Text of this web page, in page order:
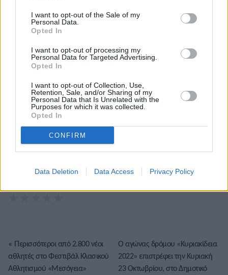
I want to opt-out of the Sale of my
Personal Data.
Opted In
I want to opt-out of processing my
Personal Data for Targeted Advertising.
Opted In
I want to opt-out of Collection, Use,
Retention, Sale, and/or Sharing of my
Personal Data that Is Unrelated with the
Purposes for which it was collected.
Opted In
CONFIRM
Data Deletion Data Access Privacy Policy
Τόλης Λελεκίδης
Το άρθρο δεν έχει ακόμα βαθμολογηθεί.
« Περισσότεροι από 2.800 νέοι
αθλητές στο Φεστιβάλ Κλασικού
Αθλητισμού «Μεσόγεια»
Ο αγώνας δρόμου «Κυριακίδεια
2022» επιστρέφει την Κυριακή
23 Οκτωβρίου, στο Δημοτικό